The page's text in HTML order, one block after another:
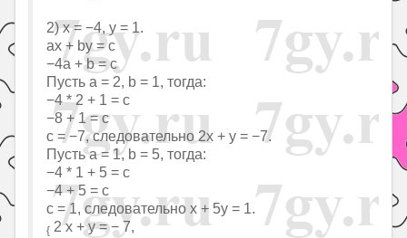
2) x = −4, y = 1.
ax + by = c
−4a + b = c
Пусть a = 2, b = 1, тогда:
−4 * 2 + 1 = c
−8 + 1 = с
с = −7, следовательно 2x + y = −7.
Пусть a = 1, b = 5, тогда:
−4 * 1 + 5 = c
−4 + 5 = с
с = 1, следовательно x + 5y = 1.
{ 2 x + y = − 7,